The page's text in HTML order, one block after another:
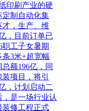
印刷产业的硬
定制自动化集
，生产、维
，目前订单已
工子女暑期
3米+超宽幅
额196亿，同
项目，将引
，计划启动二
是一场行业认
装修工程正式